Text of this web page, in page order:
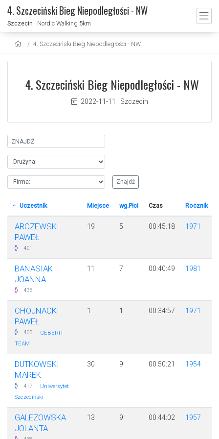
4. Szczeciński Bieg Niepodległości - NW
Szczecin · Nordic Walking 5km
4. Szczeciński Bieg Niepodległości - NW
4. Szczeciński Bieg Niepodległości - NW
2022-11-11 · Szczecin
Uczestnik Miejsce wg.Płci Czas Rocznik
ARCZEWSKI
PAWEŁ
401
19 5 00:45:18 1971
BANASIAK
JOANNA
436
11 7 00:40:49 1981
CHOJNACKI
PAWEŁ
405 · GEBERIT
TEAM
1 1 00:34:57 1971
DUTKOWSKI
MAREK
417 · Uniwersytet
Szczeciński
30 9 00:50:21 1954
GALEZOWSKA
JOLANTA
13 9 00:44:02 1957